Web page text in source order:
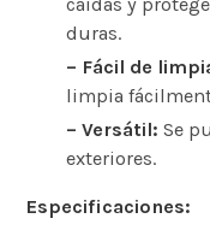
duras.
– Fácil de
limpia
– Versátil: Se
exteriores.
Especificaciones: